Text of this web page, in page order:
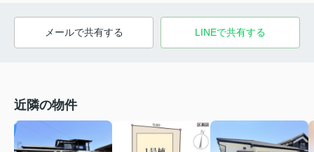
メールで共有する LINEで共有する
近隣の物件